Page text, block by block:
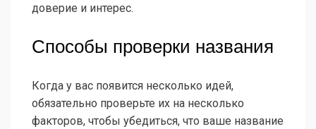
доверие и интерес.
Способы проверки названия
Когда у вас появится несколько идей,
обязательно проверьте их на несколько
факторов, чтобы убедиться, что ваше название